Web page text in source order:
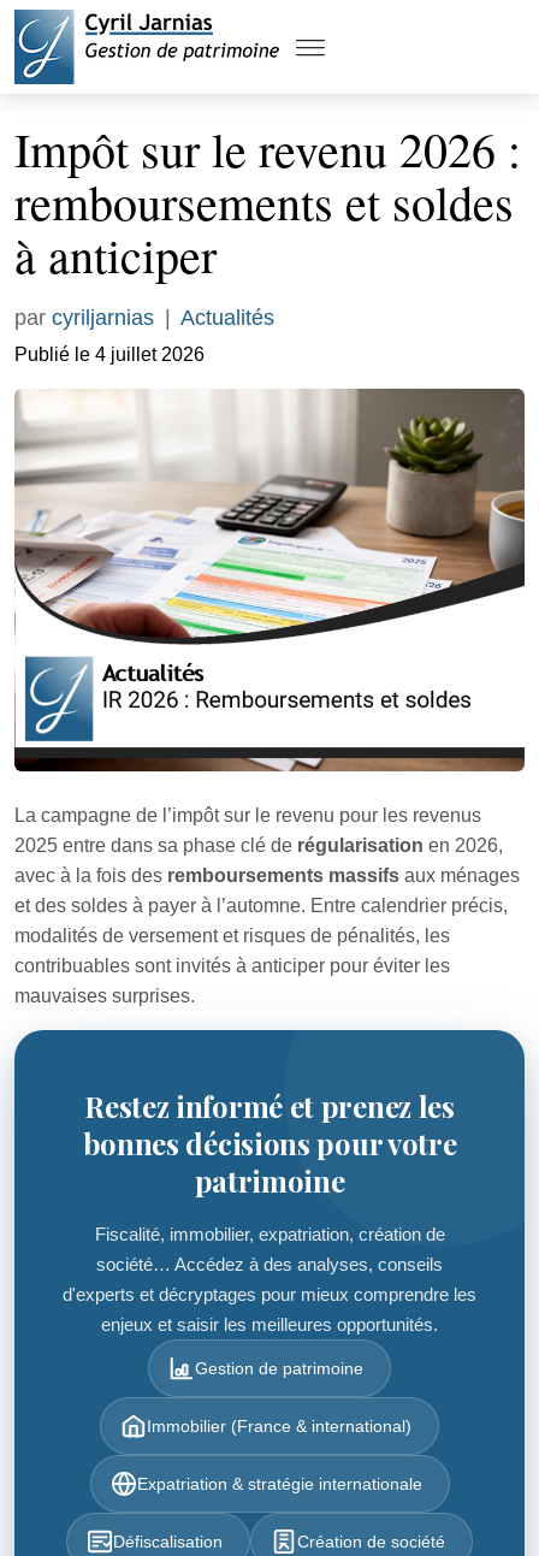
Impôt sur le revenu 2026 :
remboursements et soldes
à anticiper
par cyriljarnias Actualités
Publié le 4 juillet 2026
La campagne de l’impôt sur le revenu pour les revenus
2025 entre dans sa phase clé de régularisation en 2026,
avec à la fois des remboursements massifs aux ménages
et des soldes à payer à l’automne. Entre calendrier précis,
modalités de versement et risques de pénalités, les
contribuables sont invités à anticiper pour éviter les
mauvaises surprises.
Restez informé et prenez les
bonnes décisions pour votre
patrimoine
Fiscalité, immobilier, expatriation, création de
société… Accédez à des analyses, conseils
d'experts et décryptages pour mieux comprendre les
enjeux et saisir les meilleures opportunités.
Gestion de patrimoine
Immobilier (France & international)
Expatriation & stratégie internationale
Défiscalisation Création de société